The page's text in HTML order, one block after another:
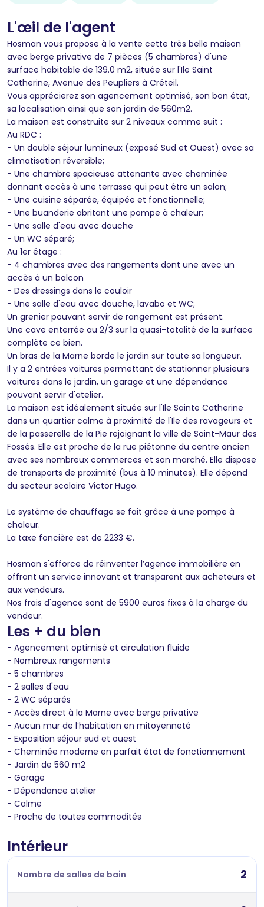
L'œil de l'agent
Hosman vous propose à la vente cette très belle maison
avec berge privative de 7 pièces (5 chambres) d'une
surface habitable de 139.0 m2, située sur l'Ile Saint
Catherine, Avenue des Peupliers à Créteil.
Vous apprécierez son agencement optimisé, son bon état,
sa localisation ainsi que son jardin de 560m2.
La maison est construite sur 2 niveaux comme suit :
Au RDC :
- Un double séjour lumineux (exposé Sud et Ouest) avec sa
climatisation réversible;
- Une chambre spacieuse attenante avec cheminée
donnant accès à une terrasse qui peut être un salon;
- Une cuisine séparée, équipée et fonctionnelle;
- Une buanderie abritant une pompe à chaleur;
- Une salle d'eau avec douche
- Un WC séparé;
Au 1er étage :
- 4 chambres avec des rangements dont une avec un
accès à un balcon
- Des dressings dans le couloir
- Une salle d'eau avec douche, lavabo et WC;
Un grenier pouvant servir de rangement est présent.
Une cave enterrée au 2/3 sur la quasi-totalité de la surface
complète ce bien.
Un bras de la Marne borde le jardin sur toute sa longueur.
Il y a 2 entrées voitures permettant de stationner plusieurs
voitures dans le jardin, un garage et une dépendance
pouvant servir d'atelier.
La maison est idéalement située sur l'Ile Sainte Catherine
dans un quartier calme à proximité de l'Ile des ravageurs et
de la passerelle de la Pie rejoignant la ville de Saint-Maur des
Fossés. Elle est proche de la rue piétonne du centre ancien
avec ses nombreux commerces et son marché. Elle dispose
de transports de proximité (bus à 10 minutes). Elle dépend
du secteur scolaire Victor Hugo.
Le système de chauffage se fait grâce à une pompe à
chaleur.
La taxe foncière est de 2233 €.
Hosman s'efforce de réinventer l’agence immobilière en
offrant un service innovant et transparent aux acheteurs et
aux vendeurs.
Nos frais d'agence sont de 5900 euros fixes à la charge du
vendeur.
Les + du bien
- Agencement optimisé et circulation fluide
- Nombreux rangements
- 5 chambres
- 2 salles d'eau
- 2 WC séparés
- Accès direct à la Marne avec berge privative
- Aucun mur de l’habitation en mitoyenneté
- Exposition séjour sud et ouest
- Cheminée moderne en parfait état de fonctionnement
- Jardin de 560 m2
- Garage
- Dépendance atelier
- Calme
- Proche de toutes commodités
Intérieur
Nombre de salles de bain 2